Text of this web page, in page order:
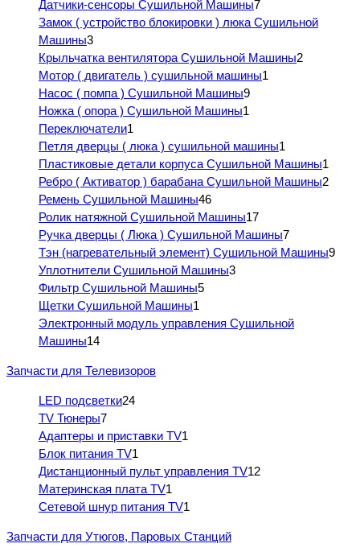
Датчики-сенсоры Сушильной Машины7
Замок ( устройство блокировки ) люка Сушильной
Машины3
Крыльчатка вентилятора Сушильной Машины2
Мотор ( двигатель ) сушильной машины1
Насос ( помпа ) Сушильной Машины9
Ножка ( опора ) Сушильной Машины1
Переключатели1
Петля дверцы ( люка ) сушильной машины1
Пластиковые детали корпуса Сушильной Машины1
Ребро ( Активатор ) барабана Сушильной Машины2
Ремень Сушильной Машины46
Ролик натяжной Сушильной Машины17
Ручка дверцы ( Люка ) Сушильной Машины7
Тэн (нагревательный элемент) Сушильной Машины9
Уплотнители Сушильной Машины3
Фильтр Сушильной Машины5
Щетки Сушильной Машины1
Электронный модуль управления Сушильной
Машины14
Запчасти для Телевизоров
LED подсветки24
TV Тюнеры7
Адаптеры и приставки TV1
Блок питания TV1
Дистанционный пульт управления TV12
Материнская плата TV1
Сетевой шнур питания TV1
Запчасти для Утюгов, Паровых Станций